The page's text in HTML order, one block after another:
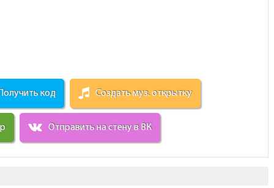
код Создать муз. открытку
Отправить на стену в ВК